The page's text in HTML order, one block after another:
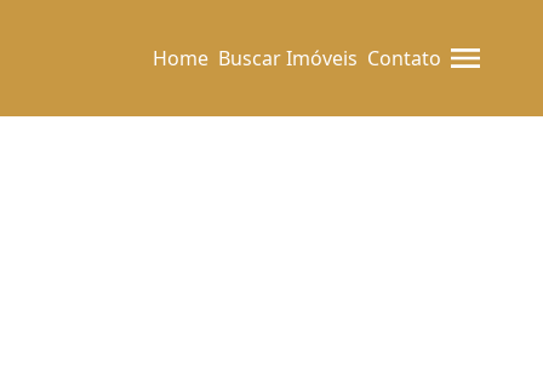
Home Buscar Imóveis Contato